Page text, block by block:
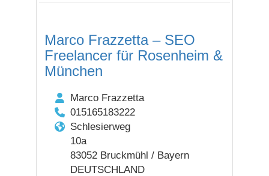
Marco Frazzetta – SEO
Freelancer für Rosenheim &
München
Marco Frazzetta
015165183222
Schlesierweg
10a
83052 Bruckmühl / Bayern
DEUTSCHLAND